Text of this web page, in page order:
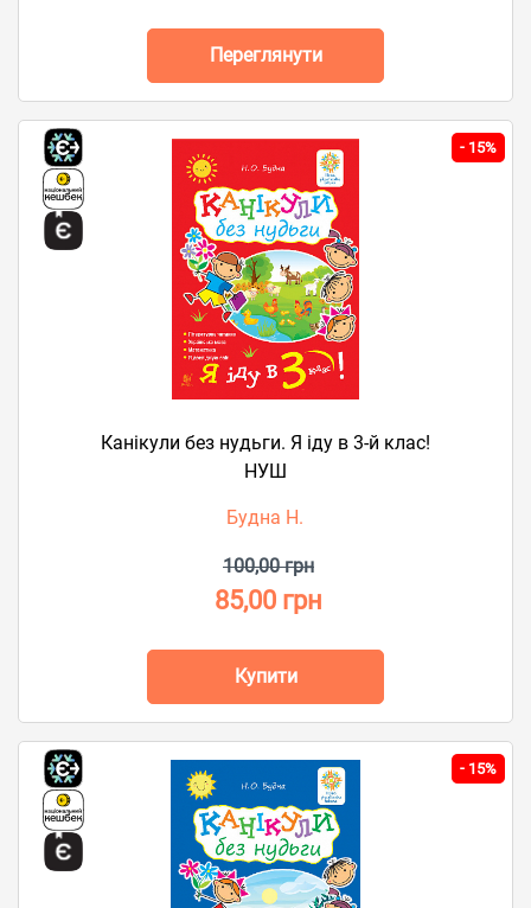
Переглянути
- 15%
Канікули без нудьги. Я іду в 3-й клас!
НУШ
Будна Н.
100,00 грн
85,00 грн
Купити
- 15%